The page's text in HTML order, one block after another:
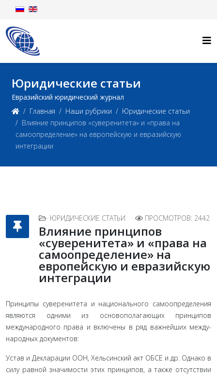
Юридические статьи
Евразийский юридический журнал
Главная
Наши рубрики
Юридические статьи
Влияние принципов «суверенитета» и «права на
самоопределение» на европейскую и евразийскую
интеграции
ЮРИДИЧЕСКИЕ СТАТЬИ ПРОСМОТРОВ: 2442
Влияние принципов
«суверенитета» и «права на
самоопределение» на
европейскую и евразийскую
интеграции
Принципы суверенитета и национального самоопреде­ления
являются одними из основополагающих принципов
международного права и включены в ряд важнейших между­
народных документов:
Устав и Декларации ООН, Хельсин­ский акт ОБСЕ и др. Однако в
силу равной значимости этих принципов, а также отсутствии